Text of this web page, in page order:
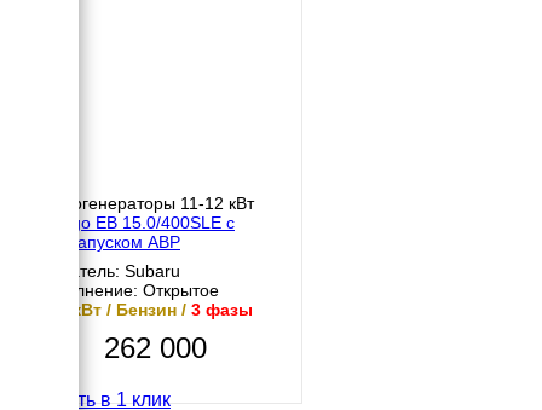
Бензогенераторы 11-12 кВт
Energo EB 15.0/400SLE с
автозапуском АВР
Двигатель: Subaru
Исполнение: Открытое
11.2 кВт / Бензин / 3 фазы
262 000
Купить в 1 клик